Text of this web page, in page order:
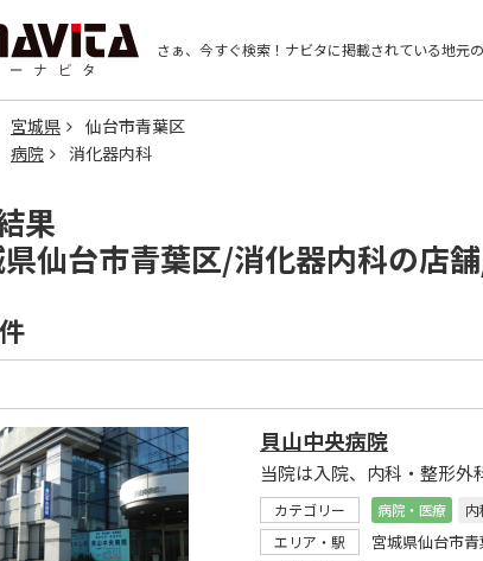
さぁ、今すぐ検索！ ナビタに掲載されている地元
宮城県
仙台市青葉区
病院 消化器内科
果
仙台市青葉区/消化器内科の店舗
貝山中央病院
カテゴリー 病院・医療
内
エリア・駅
宮城県仙台市